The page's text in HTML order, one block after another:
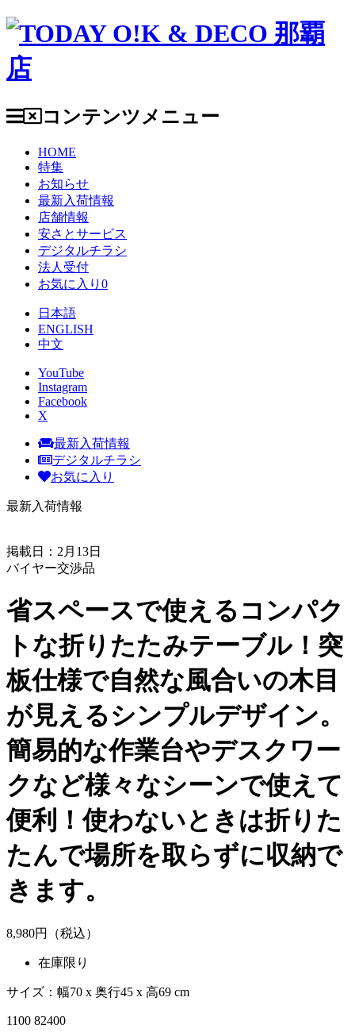
コンテンツメニュー
HOME
特集
お知らせ
最新入荷情報
店舗情報
安さとサービス
デジタルチラシ
法人受付
お気に入り 0
日本語
ENGLISH
中文
YouTube
Instagram
Facebook
X
最新入荷情報
デジタルチラシ
お気に入り
最新入荷情報
掲載日：2月13日
バイヤー交渉品
省スペースで使えるコンパク
トな折りたたみテーブル！突
板仕様で自然な風合いの木目
が見えるシンプルデザイン。
簡易的な作業台やデスクワー
クなど様々なシーンで使えて
便利！使わないときは折りた
たんで場所を取らずに収納で
きます。
8,980円（税込）
在庫限り
サイズ：幅70 x 奥行45 x 高69 cm
1100 82400